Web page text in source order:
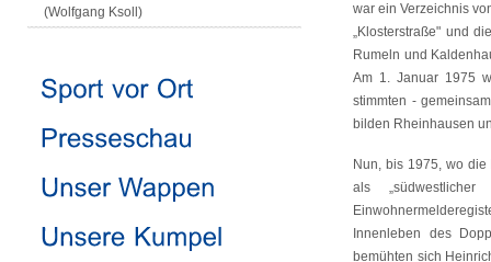
war ein Verzeichnis
„Klosterstraße" und
Rumeln und
Am 1. Januar 1975
stimmten -
bilden Rheinhausen
Nun, bis 1975, wo
als
Innenleben des
bemühten sich
(Wolfgang Ksoll)